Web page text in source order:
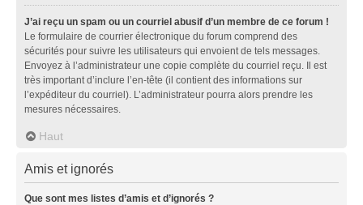
J’ai reçu un spam ou un courriel abusif d’un membre de ce forum !
Le formulaire de courrier électronique du forum comprend des
sécurités pour suivre les utilisateurs qui envoient de tels messages.
Envoyez à l’administrateur une copie complète du courriel reçu. Il est
très important d’inclure l’en-tête (il contient des informations sur
l’expéditeur du courriel). L’administrateur pourra alors prendre les
mesures nécessaires.
Haut
Amis et ignorés
Que sont mes listes d’amis et d’ignorés ?